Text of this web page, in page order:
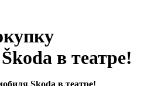
в театре!
Skoda в театре!